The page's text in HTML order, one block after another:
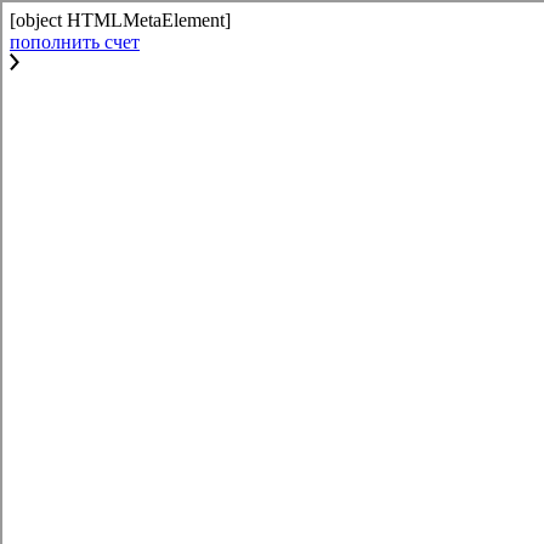
[object HTMLMetaElement]
пополнить счет